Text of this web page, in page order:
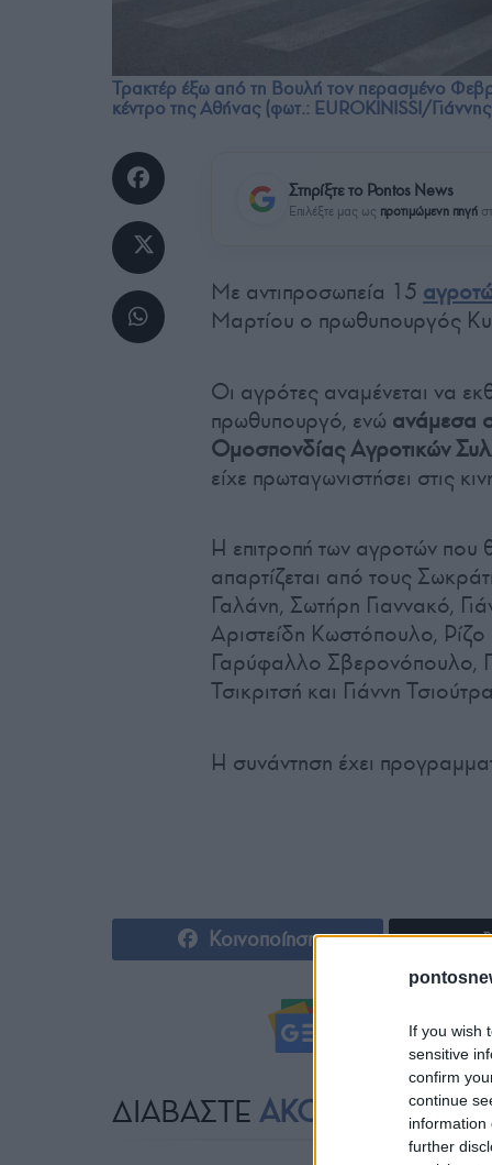
If you wish
sensitive
confirm
continue
information
further
Τρακτέρ έξω από τη Βουλή τον περασμένο
κέντρο της Αθήνας (φωτ.: EUROKINISSI/
Στηρίξτε το Pontos News
Επιλέξτε μας ως προτιμώμενη πηγή
Με αντιπροσωπεία 15
Μαρτίου ο πρωθυπουργός
Οι αγρότες αναμένεται να
πρωθυπουργό, ενώ ανάμεσα
Ομοσπονδίας Αγροτικών
είχε πρωταγωνιστήσει στις
Η επιτροπή των αγροτών που
απαρτίζεται από τους
Γαλάνη, Σωτήρη Γιαννακό,
Αριστείδη Κωστόπουλο,
Γαρύφαλλο Σβερονόπουλο,
Τσικριτσή και Γιάννη
Η συνάντηση έχει
Κοινοποίηση
ΔΙΑΒΑΣΤΕ ΑΚΟΜΗ